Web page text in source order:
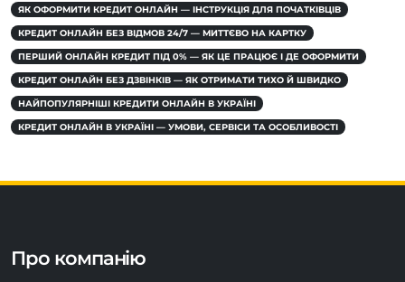
ЯК ОФОРМИТИ КРЕДИТ ОНЛАЙН — ІНСТРУКЦІЯ ДЛЯ ПОЧАТКІВЦІВ
КРЕДИТ ОНЛАЙН БЕЗ ВІДМОВ 24/7 — МИТТЄВО НА КАРТКУ
ПЕРШИЙ ОНЛАЙН КРЕДИТ ПІД 0% — ЯК ЦЕ ПРАЦЮЄ І ДЕ ОФОРМИТИ
КРЕДИТ ОНЛАЙН БЕЗ ДЗВІНКІВ — ЯК ОТРИМАТИ ТИХО Й ШВИДКО
НАЙПОПУЛЯРНІШІ КРЕДИТИ ОНЛАЙН В УКРАЇНІ
КРЕДИТ ОНЛАЙН В УКРАЇНІ — УМОВИ, СЕРВІСИ ТА ОСОБЛИВОСТІ
Про компанію